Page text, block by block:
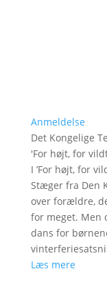
Anmeldelse
Det Kongelige
'For højt, for
I ’For højt, for
Stæger fra Den
over forældre,
for meget. Men
dans for
Læs mere